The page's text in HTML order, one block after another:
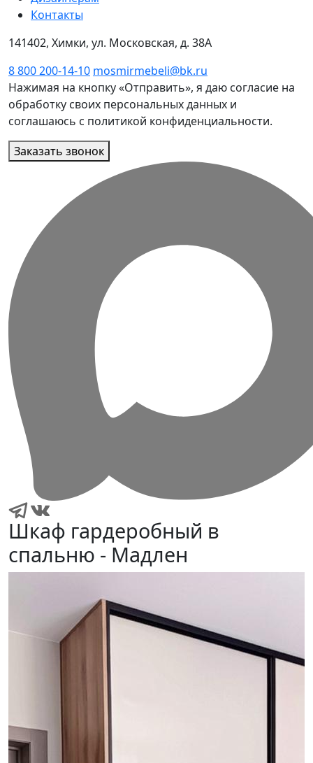
Контакты
141402, Химки, ул. Московская, д. 38А
8 800 200-14-10 mosmirmebeli@bk.ru
Нажимая на кнопку «Отправить», я даю согласие на
обработку своих персональных данных и
соглашаюсь с политикой конфиденциальности.
Заказать звонок
Шкаф гардеробный в
спальню - Мадлен